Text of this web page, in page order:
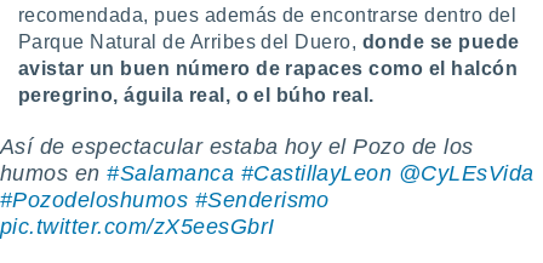
recomendada, pues además de encontrarse dentro del
Parque Natural de Arribes del Duero, donde se puede
avistar un buen número de rapaces como el halcón
peregrino, águila real, o el búho real.
Así de espectacular estaba hoy el Pozo de los
humos en#Salamanca #CastillayLeon @CyLEsVida
#Pozodeloshumos #Senderismo
pic.twitter.com/zX5eesGbrI